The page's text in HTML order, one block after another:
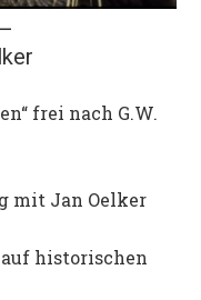
frei nach G.W.
mit Jan Oelker
historischen